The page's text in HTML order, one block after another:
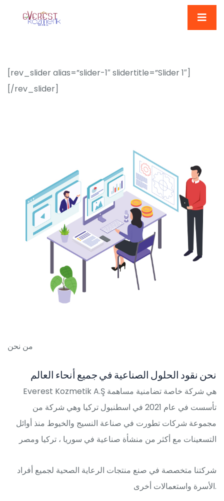
[rev_slider alias=”slider-1″ slidertitle=”Slider 1″]
[/rev_slider]
من نحن
نحن نقود الحلول الصناعية في جميع أنحاء العالم
Everest Kozmetik A.Ş هي شركة خاصة تضامنية مساهمة
تأسست في عام 2021 في اسطنبول تركيا وهي شركة من
مجموعة شركات تطورت في صناعة النسيج والخيوط منذ أوائل
التسعينات مع أكثر من منشأة صناعية في سوريا ، تركيا ومصر
شركتنا متخصصة في صنع منتجات الرعاية الصحية لجميع أفراد
الأسرة واستعمالات أخرى.